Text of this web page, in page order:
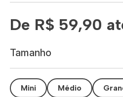
De R$ 59,90
Tamanho
Mini Médio